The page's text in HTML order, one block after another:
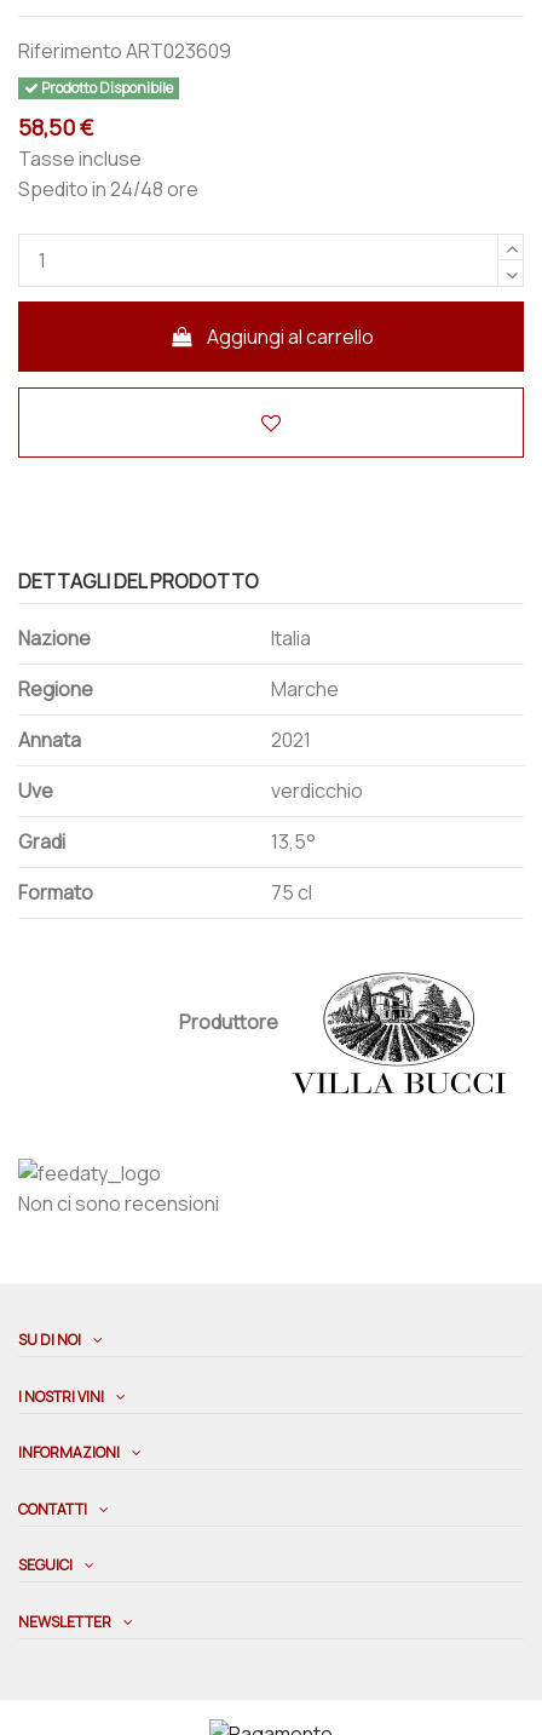
RiferimentoART023609
Prodotto Disponibile
58,50 €
Tasse incluse
Spedito in 24/48 ore
Aggiungi al carrello
DETTAGLI DEL PRODOTTO
Nazione
Italia
Regione
Marche
Annata
2021
Uve
verdicchio
Gradi
13,5°
Formato
75 cl
Produttore
Non ci sono recensioni
SU DI NOI
I NOSTRI VINI
INFORMAZIONI
CONTATTI
SEGUICI
NEWSLETTER